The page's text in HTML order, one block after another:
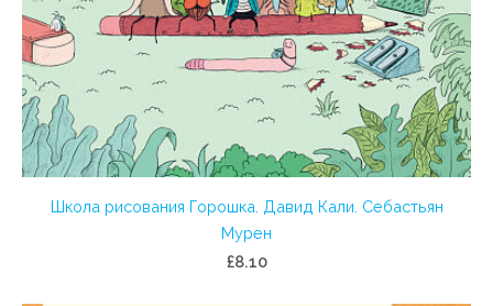
Школа рисования Горошка. Давид Кали. Себастьян
Мурен
£8.10